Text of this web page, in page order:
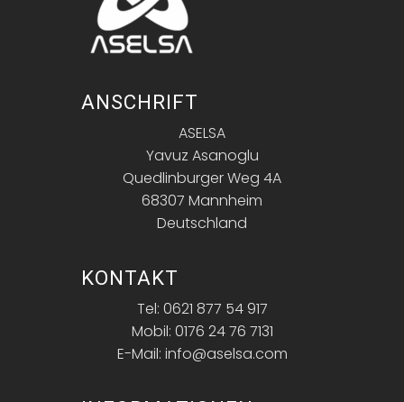
ANSCHRIFT
ASELSA
Yavuz Asanoglu
Quedlinburger Weg 4A
68307 Mannheim
Deutschland
KONTAKT
Tel: 0621 877 54 917
Mobil: 0176 24 76 7131
E-Mail: info@aselsa.com